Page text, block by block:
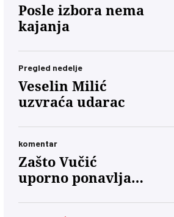
Posle izbora nema
kajanja
Pregled nedelje
Veselin Milić
uzvraća udarac
komentar
Zašto Vučić
uporno ponavlja